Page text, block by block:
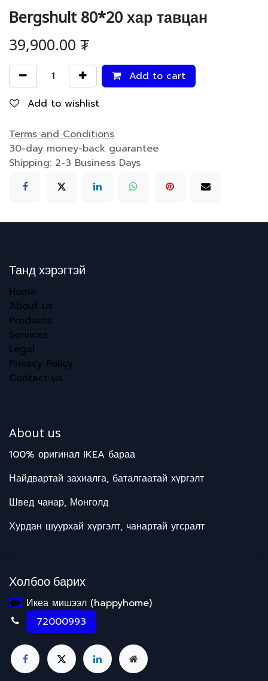
Bergshult 80*20 хар тавцан
39,900.00₮
Add to cart
Add to wishlist
Terms and Conditions
30-day money-back guarantee
Shipping: 2-3 Business Days
Танд хэрэгтэй
Home
About us
Products
Services
Legal
Privacy Policy
Contact us
About us
100% оригинал IKEA бараа
Найдвартай захиалга, баталгаатай хүргэлт
Швед чанар, Монголд
Хурдан шуурхай хүргэлт, чанартай угсралт
Холбоо барих
Икеа мишээл (happyhome)
72000993